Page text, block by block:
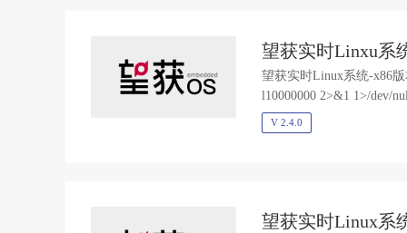
望获实时Linxu系
望获实时Linux系统-x86
l10000000 2>&1 1>/dev/
V 2.4.0
望获实时Linux系